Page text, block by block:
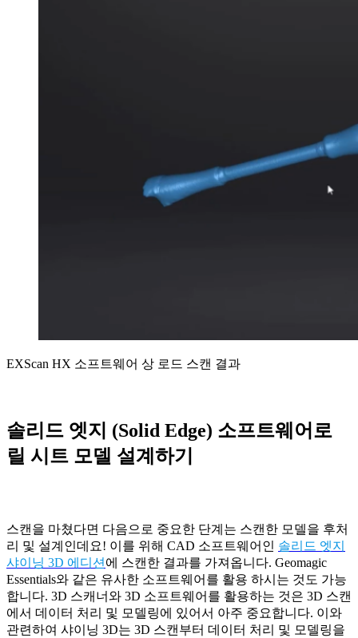
EXScan HX 소프트웨어 상 로드 스캔 결과
솔리드 엣지 (Solid Edge) 소프트웨어로
릴 시트 모델 설계하기
스캔을 마쳤다면 다음으로 중요한 단계는 스캔한 모델을 후처
리 및 설계인데요! 이를 위해 CAD 소프트웨어인 솔리드 엣지
샤이닝 3D 에디션 에 스캔한 결과를 가져옵니다. Geomagic
Essentials와 같은 유사한 소프트웨어를 활용 하시는 것도 가능
합니다. 3D 스캐너와 3D 소프트웨어를 활용하는 것은 3D 스캔
에서 데이터 처리 및 모델링에 있어서 아주 중요합니다. 이와
관련하여 샤이닝 3D는 3D 스캔부터 데이터 처리 및 모델링을